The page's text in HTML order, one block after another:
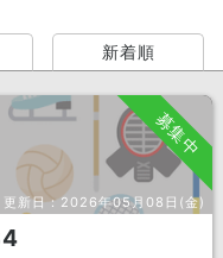
新着順
募集中
更新日：2026年05月08日(金)